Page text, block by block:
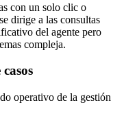
con un solo clic o
dirige a las consultas
del agente pero
compleja.
operativo de la gestión